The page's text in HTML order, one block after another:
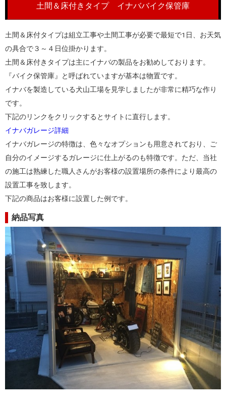
土間＆床付きタイプ イナババイク保管庫
土間＆床付タイプは組立工事や土間工事が必要で最短で1日、お天気
の具合で３～４日位掛かります。
土間＆床付きタイプは主にイナバの製品をお勧めしております。
『バイク保管庫』と呼ばれていますが基本は物置です。
イナバを製造している犬山工場を見学しましたが非常に精巧な作り
です。
下記のリンクをクリックするとサイトに直行します。
イナバガレージ詳細
イナバガレージの特徴は、色々なオプションも用意されており、ご
自分のイメージするガレージに仕上がるのも特徴です。ただ、当社
の施工は熟練した職人さんがお客様の設置場所の条件により最高の
設置工事を致します。
下記の商品はお客様に設置した例です。
納品写真